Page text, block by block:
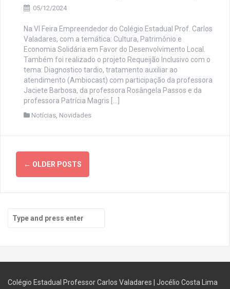
05/12/2024
Na VI Feira Empreendedor do Colégio Estadual Prof. Carlos
Valadares, com a temática: Cultura, Patrimônio e
Economia Solidária em Favor do Desenvolvimento Local.
Também foi realizado o projeto Requeijão Inclusivo com o
tema: Diagnostico tardio, tratamento auxiliar ao
atendimento (Ambiocast) com participação da professora
Jaciete Barbosa, da professora Rosângela Passos e da
professora Patrícia Magris […]
Notícias Novidades
Posts
navigation
← OLDER POSTS
for:
Colégio Estadual Professor Carlos Valadares | Jocélio Costa Lima